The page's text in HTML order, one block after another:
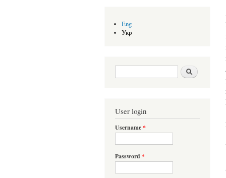
Eng
Укр
Search form Шукати
User login
Username*
Password *